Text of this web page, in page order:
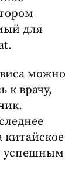
для
можно
к врачу,
китайское
успешным